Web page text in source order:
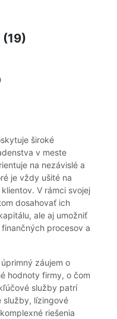
(19)
široké
v meste
na nezávislé a
je vždy ušité na
V rámci svojej
dosahovať ich
ale aj umožniť
procesov a
záujem o
hodnoty firmy, o čom
služby patrí
služby, lízingové
riešenia